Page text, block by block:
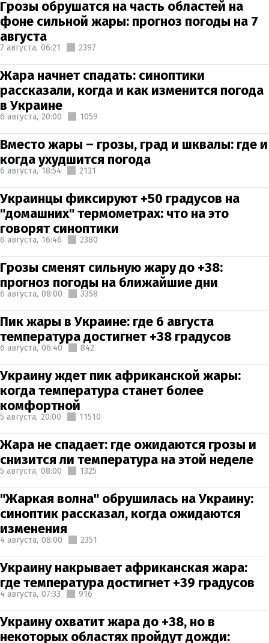
Грозы обрушатся на часть областей на
фоне сильной жары: прогноз погоды на 7
августа
7 августа, 06:21 2397
Жара начнет спадать: синоптики
рассказали, когда и как изменится погода
в Украине
6 августа, 20:00 1059
Вместо жары – грозы, град и шквалы: где и
когда ухудшится погода
6 августа, 18:54 2131
Украинцы фиксируют +50 градусов на
"домашних" термометрах: что на это
говорят синоптики
6 августа, 16:46 2380
Грозы сменят сильную жару до +38:
прогноз погоды на ближайшие дни
6 августа, 08:00 3358
Пик жары в Украине: где 6 августа
температура достигнет +38 градусов
6 августа, 06:40 842
Украину ждет пик африканской жары:
когда температура станет более
комфортной
5 августа, 20:00 11510
Жара не спадает: где ожидаются грозы и
снизится ли температура на этой неделе
5 августа, 08:00 1325
"Жаркая волна" обрушилась на Украину:
синоптик рассказал, когда ожидаются
изменения
4 августа, 08:00 2351
Украину накрывает африканская жара:
где температура достигнет +39 градусов
4 августа, 07:33 916
Украину охватит жара до +38, но в
некоторых областях пройдут дожди: